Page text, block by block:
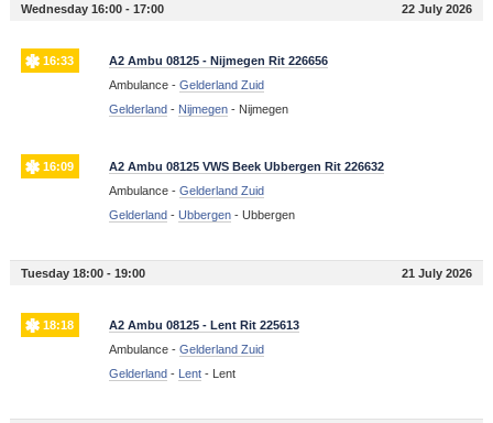
Wednesday 16:00 - 17:00 22 July 2026
16:33
A2 Ambu 08125 - Nijmegen Rit 226656
Ambulance - Gelderland Zuid
Gelderland- Nijmegen- Nijmegen
16:09
A2 Ambu 08125 VWS Beek Ubbergen Rit 226632
Ambulance - Gelderland Zuid
Gelderland- Ubbergen- Ubbergen
Tuesday 18:00 - 19:00 21 July 2026
18:18
A2 Ambu 08125 - Lent Rit 225613
Ambulance - Gelderland Zuid
Gelderland- Lent- Lent